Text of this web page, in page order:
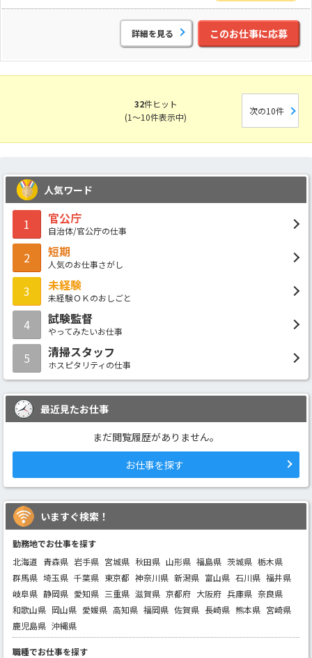
詳細を見る このお仕事に応募
32件ヒット
(1～10件表示中)
次の10件
人気ワード
1 官公庁
自治体/官公庁の仕事
2 短期
人気のお仕事さがし
3 未経験
未経験ＯＫのおしごと
4 試験監督
やってみたいお仕事
5 清掃スタッフ
ホスピタリティの仕事
最近見たお仕事
まだ閲覧履歴がありません。
お仕事を探す
いますぐ検索！
勤務地でお仕事を探す
北海道 青森県 岩手県 宮城県 秋田県 山形県 福島県 茨城県 栃木県
群馬県 埼玉県 千葉県 東京都 神奈川県 新潟県 富山県 石川県 福井県
岐阜県 静岡県 愛知県 三重県 滋賀県 京都府 大阪府 兵庫県 奈良県
和歌山県 岡山県 愛媛県 高知県 福岡県 佐賀県 長崎県 熊本県 宮崎県
鹿児島県 沖縄県
職種でお仕事を探す